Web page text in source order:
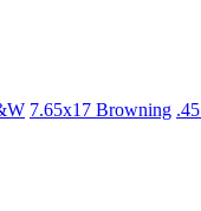
7.65x17 Browning